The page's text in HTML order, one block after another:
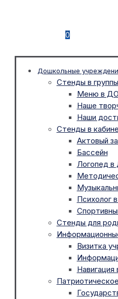
0
Дошкольные
Стенды в группы
Меню в
Наше
Наши
Стенды в
Актовый
Бассейн
Логопед
Психолог
Стенды для
Визитка